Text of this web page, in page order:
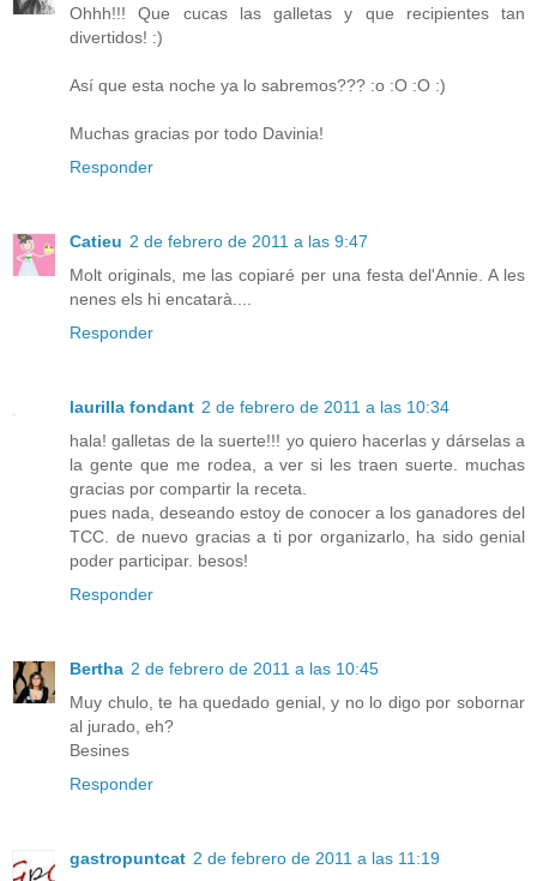
Ohhh!!! Que cucas las galletas y que recipientes tan
divertidos! :)
Así que esta noche ya lo sabremos??? :o :O :O :)
Muchas gracias por todo Davinia!
Responder
Catieu 2 de febrero de 2011 a las 9:47
Molt originals, me las copiaré per una festa del'Annie. A les
nenes els hi encatarà....
Responder
laurilla fondant 2 de febrero de 2011 a las 10:34
hala! galletas de la suerte!!! yo quiero hacerlas y dárselas a
la gente que me rodea, a ver si les traen suerte. muchas
gracias por compartir la receta.
pues nada, deseando estoy de conocer a los ganadores del
TCC. de nuevo gracias a ti por organizarlo, ha sido genial
poder participar. besos!
Responder
Bertha 2 de febrero de 2011 a las 10:45
Muy chulo, te ha quedado genial, y no lo digo por sobornar
al jurado, eh?
Besines
Responder
gastropuntcat 2 de febrero de 2011 a las 11:19